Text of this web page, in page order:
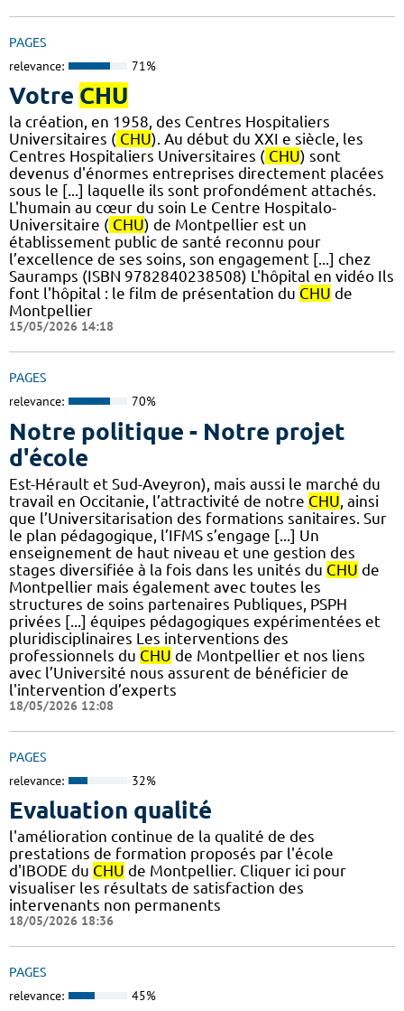
PAGES
relevance: 71%
Votre CHU
la création, en 1958, des Centres Hospitaliers
Universitaires ( CHU). Au début du XXI e siècle, les
Centres Hospitaliers Universitaires ( CHU) sont
devenus d'énormes entreprises directement placées
sous le [...] laquelle ils sont profondément attachés.
L'humain au cœur du soin Le Centre Hospitalo-
Universitaire ( CHU) de Montpellier est un
établissement public de santé reconnu pour
l’excellence de ses soins, son engagement [...] chez
Sauramps (ISBN 9782840238508) L'hôpital en vidéo Ils
font l'hôpital : le film de présentation du CHU de
Montpellier
15/05/2026 14:18
PAGES
relevance: 70%
Notre politique - Notre projet
d'école
Est-Hérault et Sud-Aveyron), mais aussi le marché du
travail en Occitanie, l’attractivité de notre CHU , ainsi
que l’Universitarisation des formations sanitaires. Sur
le plan pédagogique, l’IFMS s’engage [...] Un
enseignement de haut niveau et une gestion des
stages diversifiée à la fois dans les unités du CHU de
Montpellier mais également avec toutes les
structures de soins partenaires Publiques, PSPH
privées [...] équipes pédagogiques expérimentées et
pluridisciplinaires Les interventions des
professionnels du CHU de Montpellier et nos liens
avec l’Université nous assurent de bénéficier de
l'intervention d’experts
18/05/2026 12:08
PAGES
relevance: 32%
Evaluation qualité
l'amélioration continue de la qualité de des
prestations de formation proposés par l'école
d'IBODE du CHU de Montpellier. Cliquer ici pour
visualiser les résultats de satisfaction des
intervenants non permanents
18/05/2026 18:36
PAGES
relevance: 45%